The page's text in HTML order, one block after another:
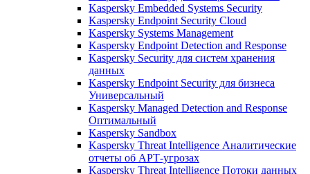
Kaspersky Embedded Systems Security
Kaspersky Endpoint Security Cloud
Kaspersky Systems Management
Kaspersky Endpoint Detection and Response
Kaspersky Security для систем хранения
данных
Kaspersky Endpoint Security для бизнеса
Универсальный
Kaspersky Managed Detection and Response
Оптимальный
Kaspersky Sandbox
Kaspersky Threat Intelligence Аналитические
отчеты об АРТ-угрозах
Kaspersky Threat Intelligence Потоки данных